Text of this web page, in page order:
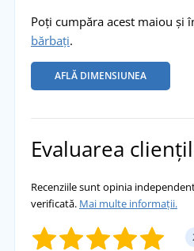
Poți cumpăra acest maiou și
bărbați.
AFLĂ DIMENSIUNEA
Evaluarea
Recenziile sunt opinia
verificată. Mai multe informații.